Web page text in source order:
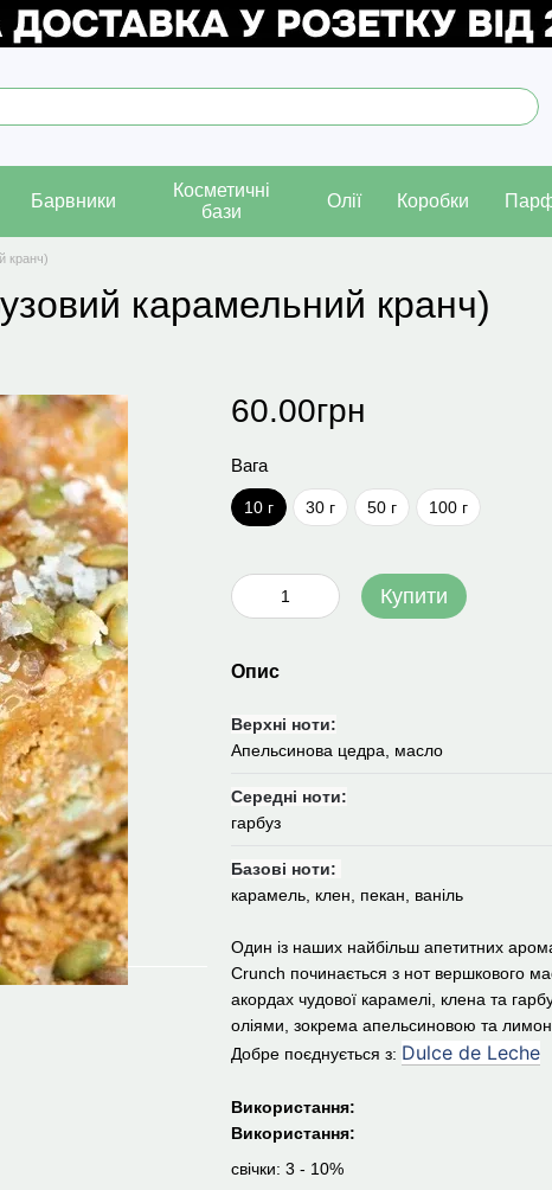
Барвники
Косметичні
бази
Олії Коробки
кранч)
карамельний кранч)
60.00грн
Вага
10 г 30 г 50 г 100 г
Купити
Опис
Верхні ноти:
Апельсинова цедра, масло
Середні ноти:
гарбуз
Базові ноти:
карамель, клен, пекан, ваніль
Один із наших найбільш апетитних
Crunch починається з нот вершкового
акордах чудової карамелі, клена та
оліями, зокрема апельсиновою та
Добре поєднується з: Dulce de Leche
Використання:
Використання:
свічки: 3 - 10%